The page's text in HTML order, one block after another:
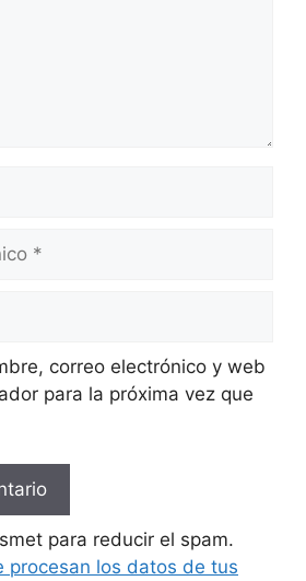
correo electrónico y web
para la próxima vez que
para reducir el spam.
procesan los datos de tus